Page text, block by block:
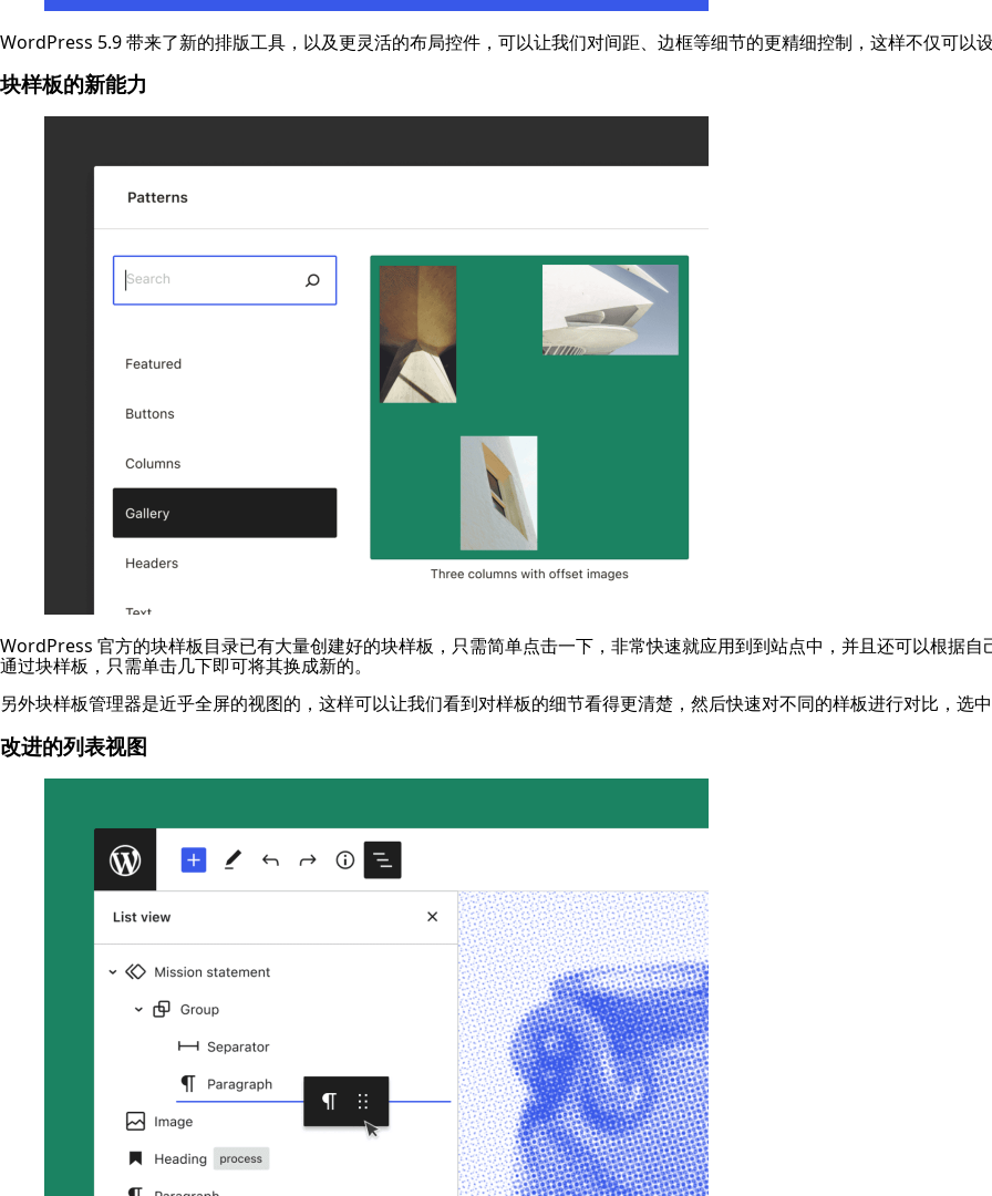
WordPress 5.9 带来了新的排版工具，以及更灵活的布局控件，可以让我们对间距、边框等细节的更精细控制，这样不仅可以
块样板的新能力
WordPress 官方的块样板目录已有大量创建好的块样板，只需简单点击一下，非常快速就应用到到站点中，并且还可以根据
通过块样板， 只需单击几下即可将其换成新的。
另外块样板管理器是近乎全屏的视图的，这样可以让我们看到对样板的细节看得更清楚， 然后快速对不同的样板进行对比，选中
改进的列表视图